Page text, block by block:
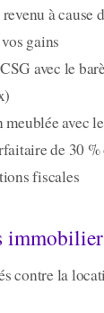
à cause
gains
avec le
avec
de 30
fiscales
immobilier
contre la